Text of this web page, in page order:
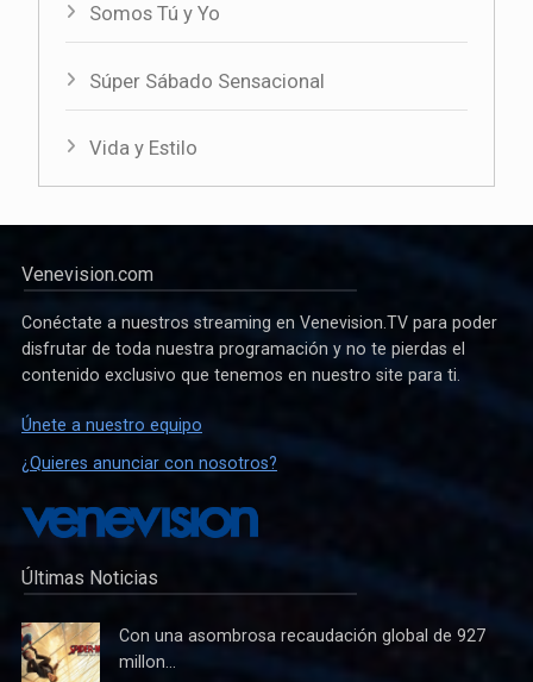
Somos Tú y Yo
Súper Sábado Sensacional
Vida y Estilo
Venevision.com
Conéctate a nuestros streaming en Venevision.TV para poder
disfrutar de toda nuestra programación y no te pierdas el
contenido exclusivo que tenemos en nuestro site para ti.
Únete a nuestro equipo
¿Quieres anunciar con nosotros?
Últimas Noticias
Con una asombrosa recaudación global de 927
millon...